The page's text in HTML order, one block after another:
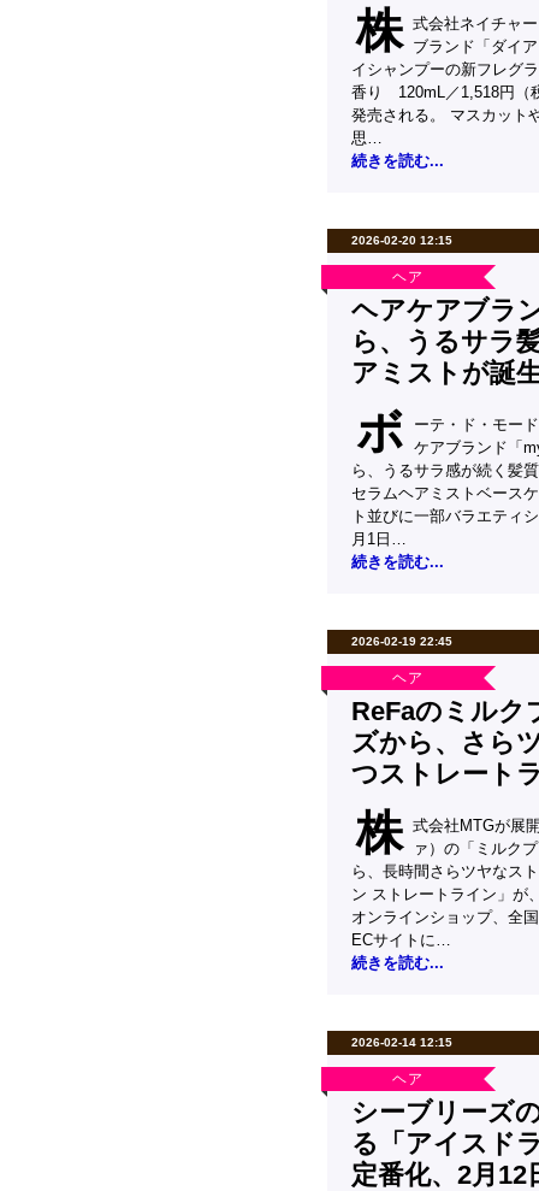
株 式会社ネイチャ
ブランド「ダイ
イシャンプーの新フレグ
香り 120mL／1,518円（
発売される。 マスカット
思…
続きを読む...
2026-02-20 12:15
ヘア
ヘアケアブラ
ら、うるサラ
アミストが誕
ボ
ーテ・ド・モー
ケアブランド「
ら、うるサラ感が続く髪
セラムヘアミストベース
ト並びに一部バラエティ
月1日…
続きを読む...
2026-02-19 22:45
ヘア
ReFaのミルク
ズから、さら
つストレート
株 式会社MTGが展
ァ）の「ミルク
ら、長時間さらツヤなス
ン ストレートライン」が
オンラインショップ、全
ECサイトに…
続きを読む...
2026-02-14 12:15
ヘア
シーブリーズ
る「アイスド
定番化、2月12